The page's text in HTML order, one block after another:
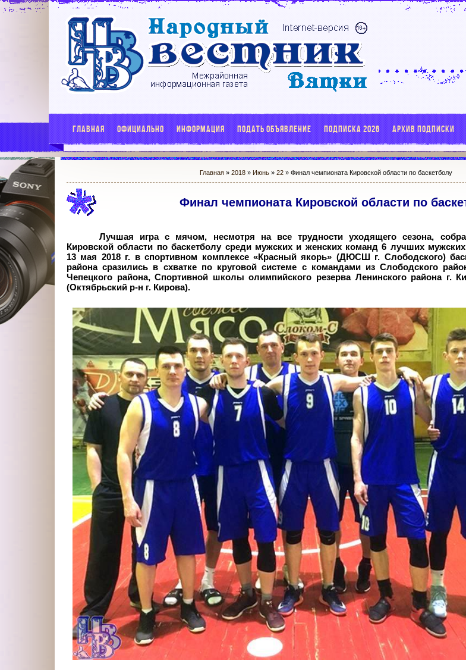
ГЛАВНАЯ ОФИЦИАЛЬНО ИНФОРМАЦИЯ ПОДАТЬ ОБЪЯВЛЕНИЕ ПОДПИСКА 2026 АРХИВ ПОДПИСКИ
Главная »2018 » Июнь » 22 » Финал чемпионата Кировской области по баскетболу
Финал чемпионата Кировской области по
Лучшая игра с мячом, несмотря на все трудности уходящего сезона,
Кировской области по баскетболу среди мужских и женских команд 6 лучших
13 мая 2018 г. в спортивном комплексе «Красный якорь» (ДЮСШ г. Слободского)
района сразились в схватке по круговой системе с командами из Слободского
Чепецкого района, Спортивной школы олимпийского резерва Ленинского района г.
(Октябрьский р-н г. Кирова).